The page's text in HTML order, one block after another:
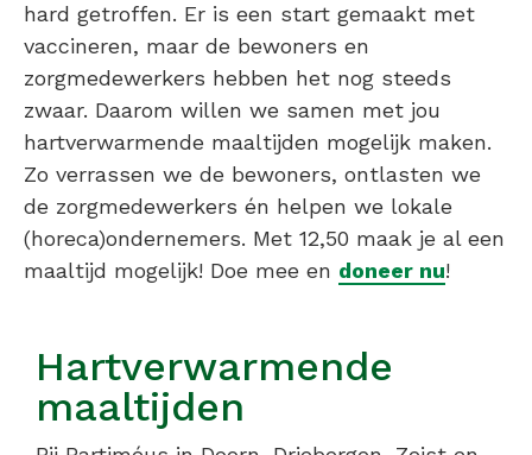
hard getroffen. Er is een start gemaakt met
vaccineren, maar de bewoners en
zorgmedewerkers hebben het nog steeds
zwaar. Daarom willen we samen met jou
hartverwarmende maaltijden mogelijk maken.
Zo verrassen we de bewoners, ontlasten we
de zorgmedewerkers én helpen we lokale
(horeca)ondernemers. Met 12,50 maak je al een
maaltijd mogelijk! Doe mee en doneer nu!
Hartverwarmende
maaltijden